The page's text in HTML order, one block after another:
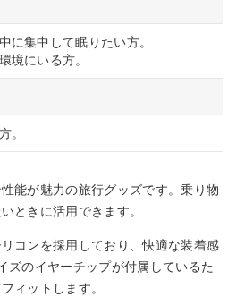
に集中して眠りたい方。
境にいる方。
。
能が魅力の旅行グッズです。乗り物
ときに活用できます。
コンを採用しており、快適な装着感
ズのイヤーチップが付属しているた
ィットします。